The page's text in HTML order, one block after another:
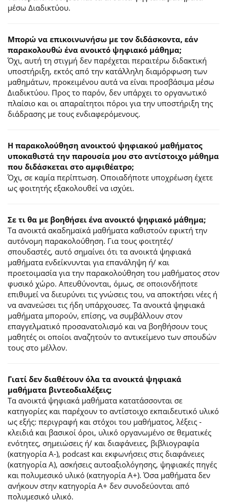
μέσω Διαδικτύου.
Μπορώ να επικοινωνήσω με τον διδάσκοντα, εάν
παρακολουθώ ένα ανοικτό ψηφιακό μάθημα;
Όχι, αυτή τη στιγμή δεν παρέχεται περαιτέρω διδακτική
υποστήριξη, εκτός από την κατάλληλη διαμόρφωση των
μαθημάτων, προκειμένου αυτά να είναι προσβάσιμα μέσω
Διαδικτύου. Προς το παρόν, δεν υπάρχει το οργανωτικό
πλαίσιο και οι απαραίτητοι πόροι για την υποστήριξη της
διάδρασης με τους ενδιαφερόμενους.
Η παρακολούθηση ανοικτού ψηφιακού μαθήματος
υποκαθιστά την παρουσία μου στο αντίστοιχο μάθημα
που διδάσκεται στο αμφιθέατρο;
Όχι, σε καμία περίπτωση. Οποιαδήποτε υποχρέωση έχετε
ως φοιτητής εξακολουθεί να ισχύει.
Σε τι θα με βοηθήσει ένα ανοικτό ψηφιακό μάθημα;
Τα ανοικτά ακαδημαϊκά μαθήματα καθιστούν εφικτή την
αυτόνομη παρακολούθηση. Για τους φοιτητές/
σπουδαστές, αυτό σημαίνει ότι τα ανοικτά ψηφιακά
μαθήματα ενδείκνυνται για επανάληψη ή/ και
προετοιμασία για την παρακολούθηση του μαθήματος στον
φυσικό χώρο. Απευθύνονται, όμως, σε οποιονδήποτε
επιθυμεί να διευρύνει τις γνώσεις του, να αποκτήσει νέες ή
να ανανεώσει τις ήδη υπάρχουσες. Τα ανοικτά ψηφιακά
μαθήματα μπορούν, επίσης, να συμβάλλουν στον
επαγγελματικό προσανατολισμό και να βοηθήσουν τους
μαθητές οι οποίοι αναζητούν το αντικείμενο των σπουδών
τους στο μέλλον.
Γιατί δεν διαθέτουν όλα τα ανοικτά ψηφιακά
μαθήματα βιντεοδιαλέξεις;
Τα ανοικτά ψηφιακά μαθήματα κατατάσσονται σε
κατηγορίες και παρέχουν το αντίστοιχο εκπαιδευτικό υλικό
ως εξής: περιγραφή και στόχοι του μαθήματος, λέξεις -
κλειδιά και βασικοί όροι, υλικό οργανωμένο σε θεματικές
ενότητες, σημειώσεις ή/ και διαφάνειες, βιβλιογραφία
(κατηγορία Α-), podcast και εκφωνήσεις στις διαφάνειες
(κατηγορία Α), ασκήσεις αυτοαξιολόγησης, ψηφιακές πηγές
και πολυμεσικό υλικό (κατηγορία Α+). Όσα μαθήματα δεν
ανήκουν στην κατηγορία Α+ δεν συνοδεύονται από
πολυμεσικό υλικό.